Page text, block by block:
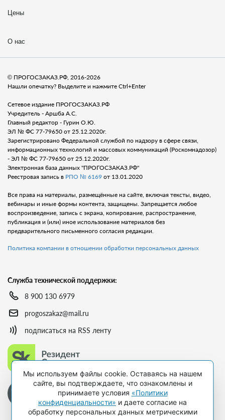
Цены
О нас
© ПРОГОСЗАКАЗ.РФ, 2016-2026
Нашли опечатку? Выделите и нажмите Ctrl+Enter
Сетевое издание ПРОГОСЗАКАЗ.РФ
Учредитель - Аршба А.С.
Главный редактор - Гурин О.Ю.
ЭЛ № ФС 77-79650 от 25.12.2020г.
Зарегистрировано Федеральной службой по надзору в сфере связи,
информационных технологий и массовых коммуникаций (Роскомнадозор)
- ЭЛ № ФС 77-79650 от 25.12.2020г.
Электронная база данных "ПРОГОСЗАКАЗ.РФ"
Реестровая запись в РПО № 6169 от 13.01.2020
Все права на материалы, размещённые на сайте, включая тексты, видео,
вебинары и иные формы контента, защищены. Запрещается любое
воспроизведение, запись с экрана, копирование, распространение,
публикация и (или) иное использование материалов без
предварительного письменного согласия редакции.
Политика компании в отношении обработки персональных данных
Служба технической поддержки:
8 900 130 6979
progoszakaz@mail.ru
подписаться на RSS ленту
Мы используем файлы cookie. Оставаясь на нашем
сайте, вы подтверждаете, что ознакомлены и
принимаете условия «Политики
конфиденциальности» и даете согласие на
обработку персональных данных метрическими